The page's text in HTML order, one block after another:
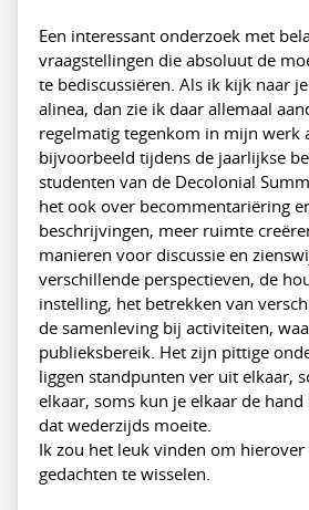
Een interessant onderzoek met
vraagstellingen die absoluut de
te bediscussiëren. Als ik kijk naar
alinea, dan zie ik daar allemaal
regelmatig tegenkom in mijn werk
bijvoorbeeld tijdens de jaarlijkse
studenten van de Decolonial
het ook over becommentariëring
beschrijvingen, meer ruimte
manieren voor discussie en
verschillende perspectieven, de
instelling, het betrekken van
de samenleving bij activiteiten,
publieksbereik. Het zijn pittige
liggen standpunten ver uit elkaar,
elkaar, soms kun je elkaar de
dat wederzijds moeite.
Ik zou het leuk vinden om hierover
gedachten te wisselen.